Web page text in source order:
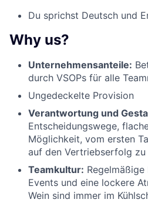
Du sprichst Deutsch und
Why us?
Unternehmensanteile:
durch VSOPs für alle
Ungedeckelte Provision
Verantwortung und
Entscheidungswege,
Möglichkeit, vom ersten
auf den Vertriebserfolg zu
Teamkultur:
Events und eine lockere
Wein sind immer im